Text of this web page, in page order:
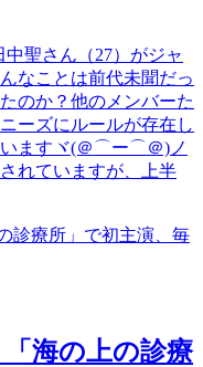
聖さん（27）がジャ
なことは前代未聞だっ
のか？他のメンバーた
ーズにルールが存在し
いますヾ(＠⌒ー⌒＠)ノ
れていますが、上半
「海の上の診療